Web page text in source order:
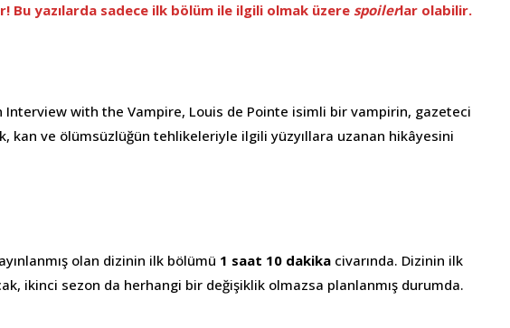
Bu yazılarda sadece ilk bölüm ile ilgili olmak üzere spoilerlar olabilir.
Interview with the Vampire, Louis de Pointe isimli bir vampirin, gazeteci
kan ve ölümsüzlüğün tehlikeleriyle ilgili yüzyıllara uzanan hikâyesini
olan dizinin ilk bölümü 1 saat 10 dakika civarında. Dizinin ilk
ikinci sezon da herhangi bir değişiklik olmazsa planlanmış durumda.